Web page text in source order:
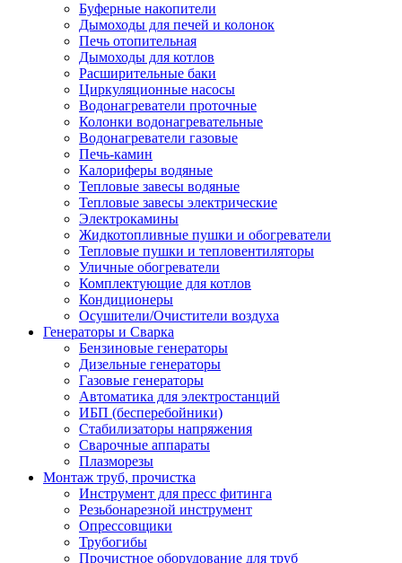
Буферные накопители
Дымоходы для печей и колонок
Печь отопительная
Дымоходы для котлов
Расширительные баки
Циркуляционные насосы
Водонагреватели проточные
Колонки водонагревательные
Водонагреватели газовые
Печь-камин
Калориферы водяные
Тепловые завесы водяные
Тепловые завесы электрические
Электрокамины
Жидкотопливные пушки и обогреватели
Тепловые пушки и тепловентиляторы
Уличные обогреватели
Комплектующие для котлов
Кондиционеры
Осушители/Очистители воздуха
Генераторы и Сварка
Бензиновые генераторы
Дизельные генераторы
Газовые генераторы
Автоматика для электростанций
ИБП (бесперебойники)
Стабилизаторы напряжения
Сварочные аппараты
Плазморезы
Монтаж труб, прочистка
Инструмент для пресс фитинга
Резьбонарезной инструмент
Опрессовщики
Трубогибы
Прочистное оборудование для труб